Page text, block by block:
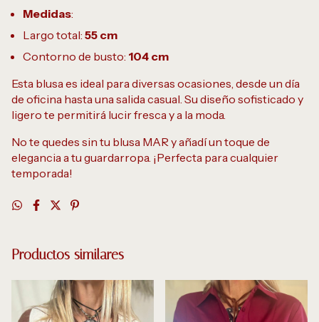
Medidas:
Largo total: 55 cm
Contorno de busto: 104 cm
Esta blusa es ideal para diversas ocasiones, desde un día
de oficina hasta una salida casual. Su diseño sofisticado y
ligero te permitirá lucir fresca y a la moda.
No te quedes sin tu blusa MAR y añadí un toque de
elegancia a tu guardarropa. ¡Perfecta para cualquier
temporada!
Productos similares